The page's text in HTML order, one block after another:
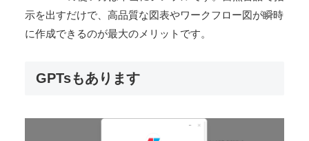
示を出すだけで、高品質な図表やワークフロー図が瞬時
に作成できるのが最大のメリットです。
GPTsもあります